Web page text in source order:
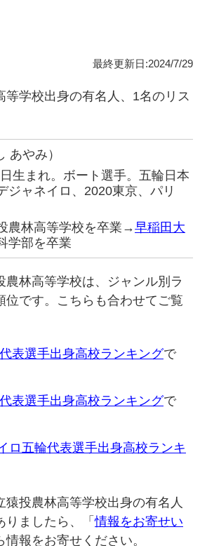
最終更新日:2024/7/29
等学校出身の有名人、1名のリス
あやみ）
生まれ。ボート選手。五輪日本
ジャネイロ、2020東京、パリ
農林高等学校を卒業→早稲田大
学部を卒業
農林高等学校は、ジャンル別ラ
位です。こちらも合わせてご覧
表選手出身高校ランキングで
表選手出身高校ランキングで
ロ五輪代表選手出身高校ランキ
猿投農林高等学校出身の有名人
りましたら、「情報をお寄せい
情報をお寄せください。